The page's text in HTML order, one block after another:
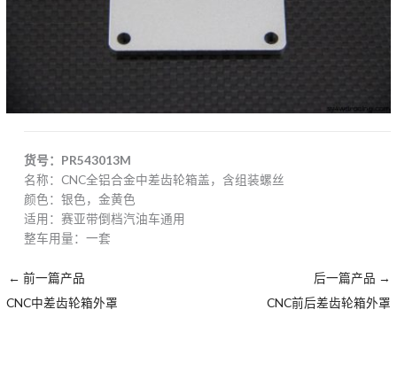
货号：PR543013M
名称：CNC全铝合金中差齿轮箱盖，含组装螺丝
颜色：银色，金黄色
适用：赛亚带倒档汽油车通用
整车用量：一套
← 前一篇产品
CNC中差齿轮箱外罩
后一篇产品 →
CNC前后差齿轮箱外罩